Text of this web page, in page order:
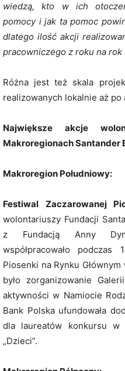
wiedzą, kto w ich
pomocy i jak ta pomoc
dlatego ilość akcji
pracowniczego z roku na rok
Różna jest też skala
realizowanych lokalnie aż
Największe akcje
Makroregionach Santander
Makroregion Południowy:
Festiwal Zaczarowanej
wolontariuszy Fundacji
z Fundacją Anny
współpracowało podczas
Piosenki na Rynku
było zorganizowanie
aktywności w Namiocie
Bank Polska ufundowała
dla laureatów konkursu w
„Dzieci”.